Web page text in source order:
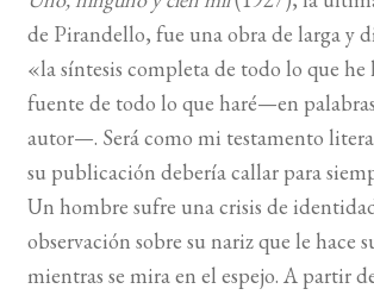
BUSCAR
LISTA DE
de Pirandello, fue una obra de larga y
«la síntesis completa de todo lo que he
fuente de todo lo que haré—en
autor—. Será como mi testamento
su publicación debería callar para
Un hombre sufre una crisis de
observación sobre su nariz que le hace
mientras se mira en el espejo. A partir